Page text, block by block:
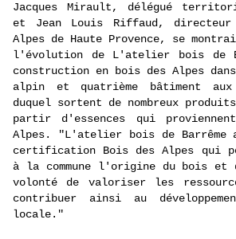
Jacques Mirault, délégué
et Jean Louis Riffaud, directeur
Alpes de Haute Provence, se
l'évolution de L'atelier bois de
construction en bois des Alpes
alpin et quatrième bâtiment
duquel sortent de nombreux
partir d'essences qui
Alpes. "L'atelier bois de Barrême
certification Bois des Alpes qui
à la commune l'origine du bois
volonté de valoriser les
contribuer ainsi au
locale."